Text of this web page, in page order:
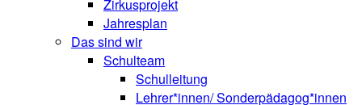
Zirkusprojekt
Jahresplan
Das sind wir
Schulteam
Schulleitung
Lehrer*innen/ Sonderpädagog*innen